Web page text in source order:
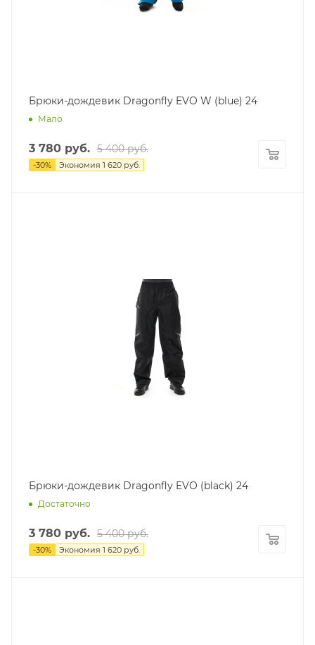
Брюки-дождевик Dragonfly EVO W (blue) 24
Мало
3 780 руб. 5 400руб.
-30% Экономия 1 620 руб.
Брюки-дождевик Dragonfly EVO (black) 24
Достаточно
3 780 руб. 5 400руб.
-30% Экономия 1 620 руб.